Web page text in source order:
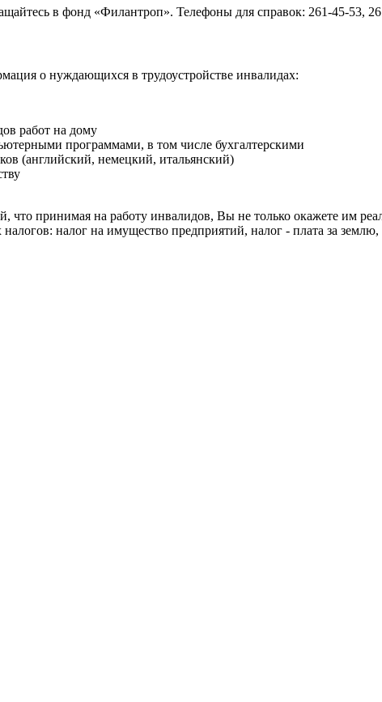
в фонд «Филантроп». Телефоны для справок: 261-45-53,
о нуждающихся в трудоустройстве инвалидах:
работ на дому
программами, в том числе бухгалтерскими
(английский, немецкий, итальянский)
что принимая на работу инвалидов, Вы не только окажете им
налог на имущество предприятий, налог - плата за землю,